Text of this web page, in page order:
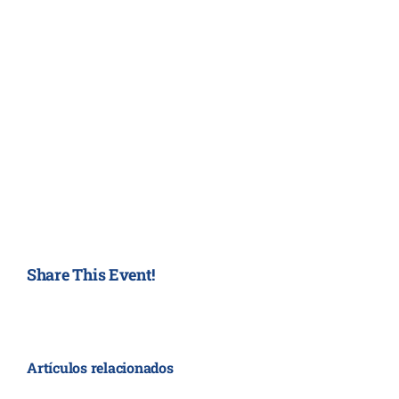
Share This Event!
Artículos relacionados